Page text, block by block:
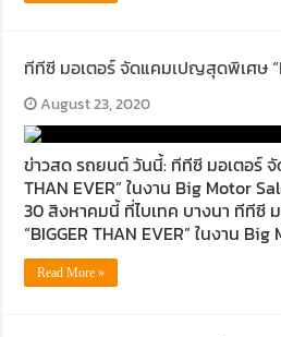
ทีทีซี มอเตอร์ จัดแคมเปญสุดพิเศษ
August 23, 2020
ข่าวสด รถยนต์ วันนี้: ทีทีซี มอเตอร์ จั
THAN EVER” ในงาน Big Motor
30 สิงหาคมนี้ ที่ไบเทค บางนา ทีทีซี
“BIGGER THAN EVER” ในงาน
Read More »